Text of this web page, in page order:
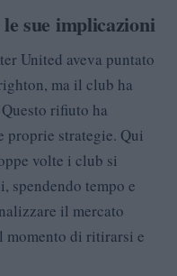
sue implicazioni
United aveva puntato
ma il club ha
rifiuto ha
proprie strategie. Qui
volte i club si
tempo e
il mercato
momento di ritirarsi e